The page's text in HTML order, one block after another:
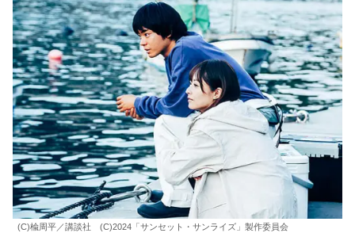
(C)楡周平／講談社 (C)2024「サンセット・サンライズ」製作委員会